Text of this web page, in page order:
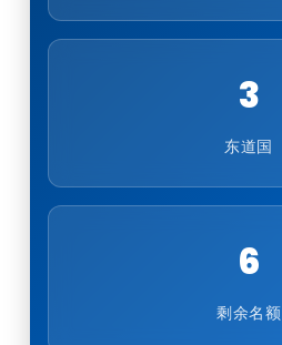
3
东道国
6
剩余名额